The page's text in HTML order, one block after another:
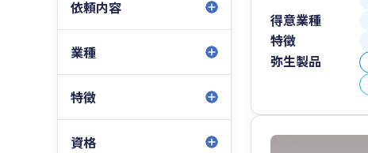
依頼内容
業種
特徴
資格
得意業種
特徴
弥生製品